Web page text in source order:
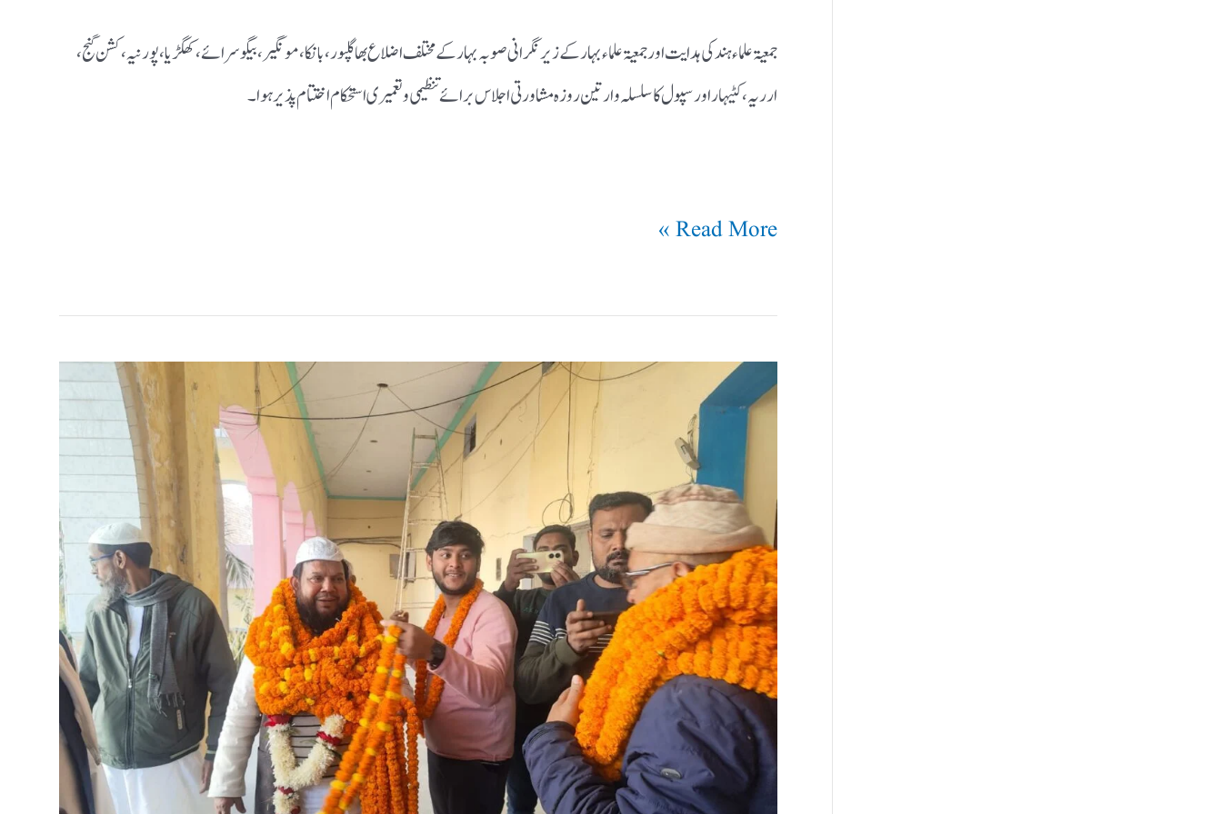
جمعیۃ علماء ہند کی ہدایت اور جمعیۃعلماء بہار کے زیر نگرانی صوبہ بہار کے مختلف اضلاع بھاگلپور، بانکا، مونگیر، بیگوسرائے، کھگڑیا، پورنیہ،کشن گنج،
ارریہ، کٹیہار اور سپول کا سلسلہ وار تین روزہ مشاورتی اجلاس برائے تنظیمی و تعمیری استحکام اختتام پذیر ہوا۔
پذیر
Read More »
مولانا
قاسمی
صدر
و
مولانا
انوار
احمد
قاسمی